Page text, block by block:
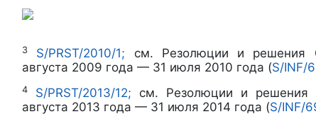
3 S/PRST/2010/1; см. Резолюции и решения
августа 2009 года — 31 июля 2010 года (S/INF/
4 S/PRST/2013/12; см. Резолюции и решения
августа 2013 года — 31 июля 2014 года (S/INF/